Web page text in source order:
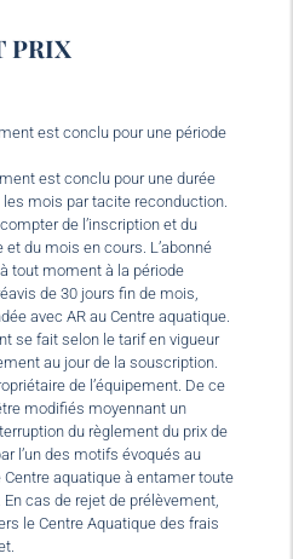
PRIX
est conclu pour une période
est conclu pour une durée
les mois par tacite reconduction.
de l’inscription et du
du mois en cours. L’abonné
tout moment à la période
de 30 jours fin de mois,
avec AR au Centre aquatique.
se fait selon le tarif en vigueur
au jour de la souscription.
de l’équipement. De ce
modifiés moyennant un
du règlement du prix de
l’un des motifs évoqués au
aquatique à entamer toute
cas de rejet de prélèvement,
le Centre Aquatique des frais